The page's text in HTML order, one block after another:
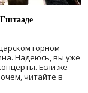
горном
Надеюсь, вы уже
Если же
читайте в